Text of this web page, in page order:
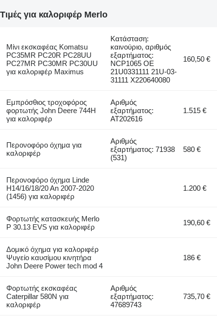
Τιμές για καλοριφέρ Merlo
Μίνι εκσκαφέας Komatsu
PC35MR PC20R PC28UU
PC27MR PC30MR PC30UU
για καλοριφέρ Maximus
Κατάσταση:
καινούριο, αριθμός
εξαρτήματος:
NCP1065 OE
21U0331111 21U-03-
31111 X220640080
160,50 €
Εμπρόσθιος τροχοφόρος
φορτωτής John Deere 744H
για καλοριφέρ
Αριθμός
εξαρτήματος:
AT202616
1.515 €
Περονοφόρο όχημα για
καλοριφέρ
Αριθμός
εξαρτήματος: 71938
(531)
580 €
Περονοφόρο όχημα Linde
H14/16/18/20 An 2007-2020
(1456) για καλοριφέρ
1.200 €
Φορτωτής κατασκευής Merlo
P 30.13 EVS για καλοριφέρ
190,60 €
Δομικό όχημα για καλοριφέρ
Ψυγείο καυσίμου κινητήρα
John Deere Power tech mod 4
186 €
Φορτωτής εκσκαφέας
Caterpillar 580N για
καλοριφέρ
Αριθμός
εξαρτήματος:
47689743
735,70 €